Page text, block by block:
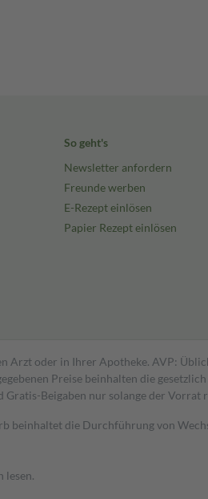
So geht's
Newsletter anfordern
Freunde werben
E-Rezept einlösen
Papier Rezept einlösen
Arzt oder in Ihrer Apotheke. AVP:
Preise beinhalten die
Beigaben nur solange der Vorrat
die Durchführung von
lesen.